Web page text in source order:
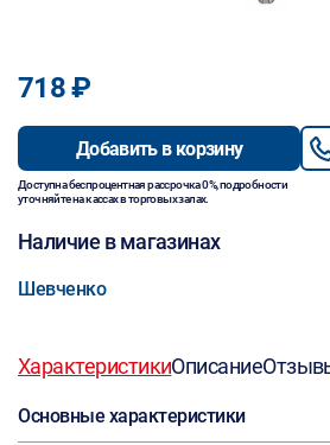
718 ₽
Добавить в корзину
Доступна беспроцентная рассрочка 0%, подробности
уточняйте на кассах в торговых залах.
Наличие в магазинах
Шевченко
ХарактеристикиОписание
Основные характеристики